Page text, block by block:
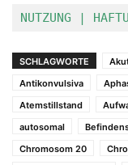
NUTZUNG |
SCHLAGWORTE
Antikonvulsiva
Atemstillstand
autosomal
Chromosom 20